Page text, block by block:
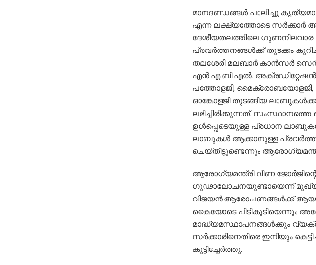
മാനദണ്ഡങ്ങൾ പാലിച്ചു
എന്ന ലക്ഷ്യത്തോടെ സർക്കാർ
ദേശീയതലത്തിലെ ഗുണനിലവാര
പ്രവർത്തനങ്ങൾക്ക് തുടക്കം
തലശേരി മലബാർ കാൻസർ
എൻ.എ.ബി.എൽ. അക്രഡിറ്റേഷൻ
പത്തോളജി, മൈക്രോബയോളജി,
ഓങ്കോളജി തുടങ്ങിയ
ലഭിച്ചിരിക്കുന്നത്.
ഉൾപ്പെടെയുള്ള പ്രധാന
ലാബുകൾ ആക്കാനുള്ള
ചെയ്തിട്ടുണ്ടെന്നും
ആരോഗ്യമന്ത്രി വീണ
ഗൂഢാലോചനയുണ്ടായെന്ന്
വിജയൻ.ആരോപണങ്ങൾക്ക്
കൈയോടെ പിടികൂടിയെന്നും
മാദ്ധ്യമസ്ഥാപനങ്ങൾക്കും
സർക്കാരിനെതിരെ ഇനിയും
കൂട്ടിച്ചേർത്തു.